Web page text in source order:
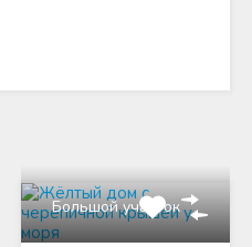
Большой участок